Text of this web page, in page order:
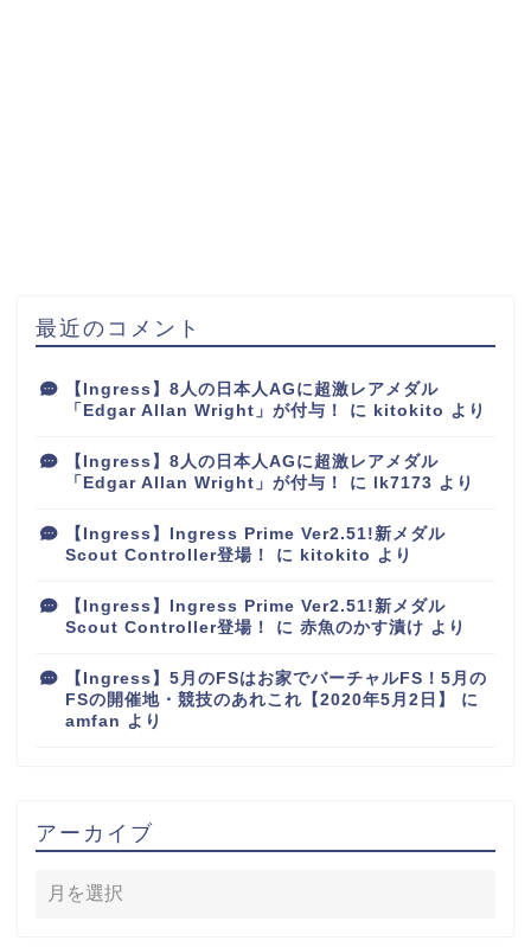
最近のコメント
【Ingress】8人の日本人AGに超激レアメダル
「Edgar Allan Wright」が付与！
に kitokito より
【Ingress】8人の日本人AGに超激レアメダル
「Edgar Allan Wright」が付与！
に lk7173 より
【Ingress】Ingress Prime Ver2.51!新メダル
Scout Controller登場！
に kitokito より
【Ingress】Ingress Prime Ver2.51!新メダル
Scout Controller登場！
に 赤魚のかす漬け より
【Ingress】5月のFSはお家でバーチャルFS！5月の
FSの開催地・競技のあれこれ【2020年5月2日】
に
amfan より
アーカイブ